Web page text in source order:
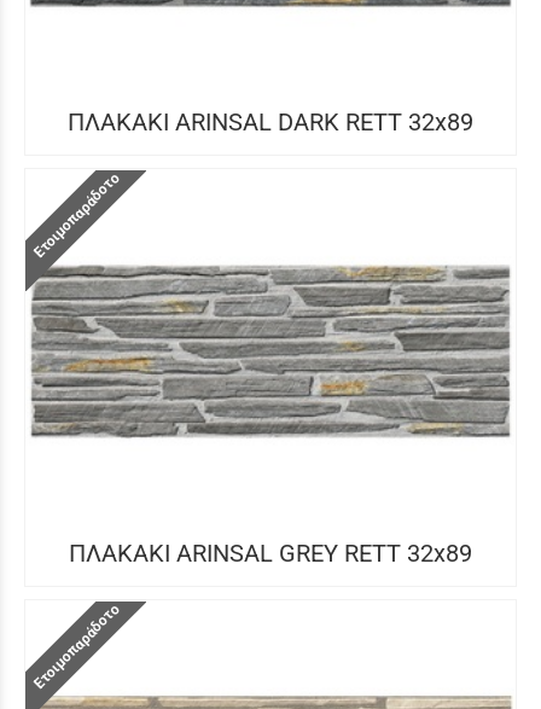
ΠΛΑΚΑΚΙ ARINSAL DARK RETT 32x89
Ετοιμοπαράδοτο
ΠΛΑΚΑΚΙ ARINSAL GREY RETT 32x89
Ετοιμοπαράδοτο